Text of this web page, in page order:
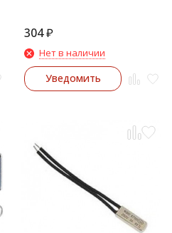
304₽
Нет в наличии
Уведомить